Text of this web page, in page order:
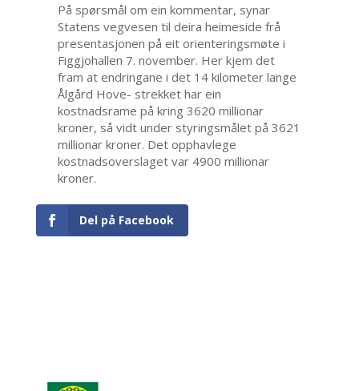
På spørsmål om ein kommentar, synar
Statens vegvesen til deira heimeside frå
presentasjonen på eit orienteringsmøte i
Figgjohallen 7. november. Her kjem det
fram at endringane i det 14 kilometer lange
Ålgård Hove- strekket har ein
kostnadsrame på kring 3620 millionar
kroner, så vidt under styringsmålet på 3621
millionar kroner. Det opphavlege
kostnadsoverslaget var 4900 millionar
kroner.
Del på Facebook